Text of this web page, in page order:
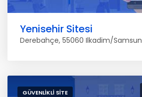
Yenisehir Sitesi
Derebahçe, 55060 Ilkadim/Samsun
GÜVENLIKLI SITE